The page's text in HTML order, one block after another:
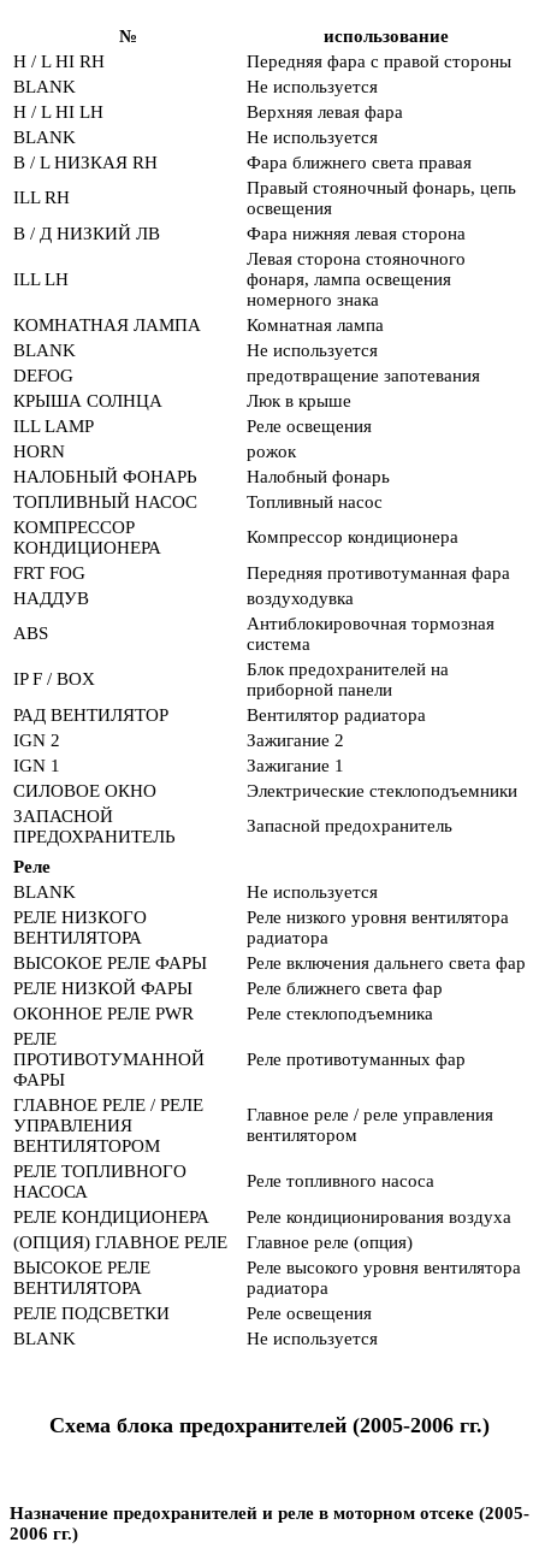
№
использование
H / L HI RH
Передняя фара с правой стороны
BLANK
Не используется
H / L HI LH
Верхняя левая фара
BLANK
Не используется
В / L НИЗКАЯ RH
Фара ближнего света правая
ILL RH
Правый стояночный фонарь, цепь
освещения
В / Д НИЗКИЙ ЛВ
Фара нижняя левая сторона
ILL LH
Левая сторона стояночного
фонаря, лампа освещения
номерного знака
КОМНАТНАЯ ЛАМПА
Комнатная лампа
BLANK
Не используется
DEFOG
предотвращение запотевания
КРЫША СОЛНЦА
Люк в крыше
ILL LAMP
Реле освещения
HORN
рожок
НАЛОБНЫЙ ФОНАРЬ
Налобный фонарь
ТОПЛИВНЫЙ НАСОС
Топливный насос
КОМПРЕССОР
КОНДИЦИОНЕРА
Компрессор кондиционера
FRT FOG
Передняя противотуманная фара
НАДДУВ
воздуходувка
ABS
Антиблокировочная тормозная
система
IP F / BOX
Блок предохранителей на
приборной панели
РАД ВЕНТИЛЯТОР
Вентилятор радиатора
IGN 2
Зажигание 2
IGN 1
Зажигание 1
СИЛОВОЕ ОКНО
Электрические стеклоподъемники
ЗАПАСНОЙ
ПРЕДОХРАНИТЕЛЬ
Запасной предохранитель
Реле
BLANK
Не используется
РЕЛЕ НИЗКОГО
ВЕНТИЛЯТОРА
Реле низкого уровня вентилятора
радиатора
ВЫСОКОЕ РЕЛЕ ФАРЫ
Реле включения дальнего света фар
РЕЛЕ НИЗКОЙ ФАРЫ
Реле ближнего света фар
ОКОННОЕ РЕЛЕ PWR
Реле стеклоподъемника
РЕЛЕ
ПРОТИВОТУМАННОЙ
ФАРЫ
Реле противотуманных фар
ГЛАВНОЕ РЕЛЕ / РЕЛЕ
УПРАВЛЕНИЯ
ВЕНТИЛЯТОРОМ
Главное реле / ​​реле управления
вентилятором
РЕЛЕ ТОПЛИВНОГО
НАСОСА
Реле топливного насоса
РЕЛЕ КОНДИЦИОНЕРА
Реле кондиционирования воздуха
(ОПЦИЯ) ГЛАВНОЕ РЕЛЕ
Главное реле (опция)
ВЫСОКОЕ РЕЛЕ
ВЕНТИЛЯТОРА
Реле высокого уровня вентилятора
радиатора
РЕЛЕ ПОДСВЕТКИ
Реле освещения
BLANK
Не используется
Схема блока предохранителей (2005-2006 гг.)
Назначение предохранителей и реле в моторном отсеке (2005-
2006 гг.)